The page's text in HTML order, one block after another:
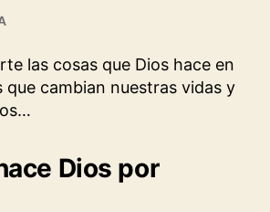
las cosas que Dios hace en
que cambian nuestras vidas y
Dios por